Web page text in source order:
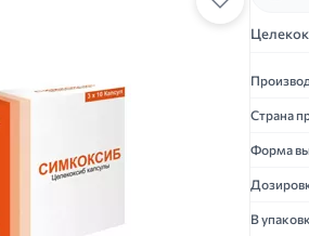
Страна
Форма
В